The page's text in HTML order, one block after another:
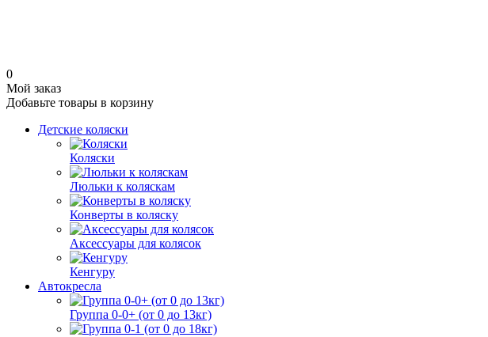
0
Мой заказ
Добавьте товары в корзину
Детские коляски
Коляски
Люльки к коляскам
Конверты в коляску
Аксессуары для колясок
Кенгуру
Автокресла
Группа 0-0+ (от 0 до 13кг)